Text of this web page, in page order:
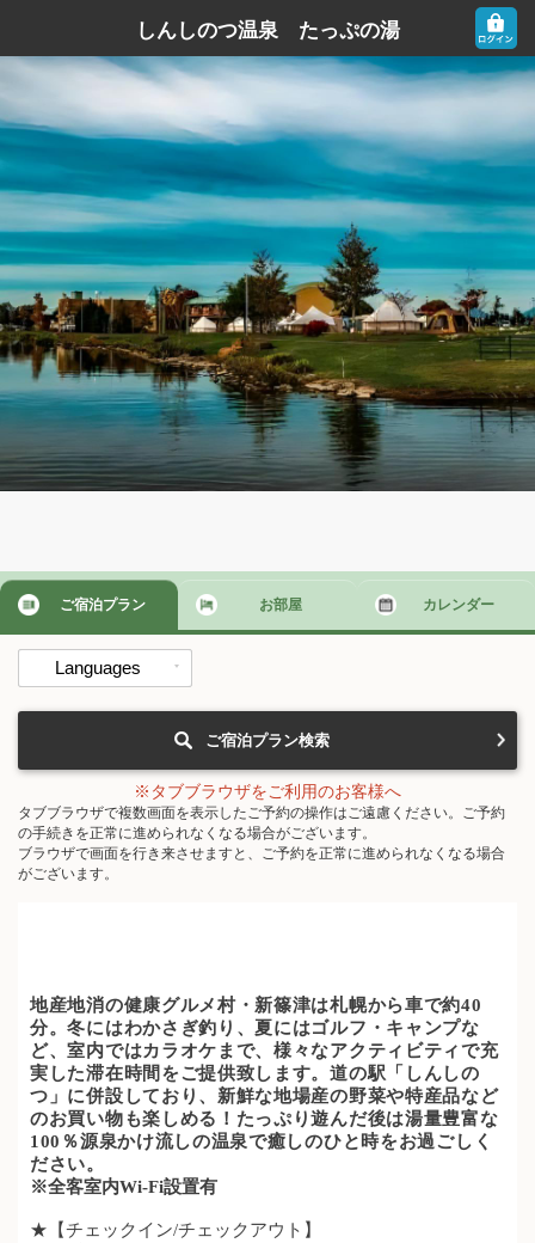
しんしのつ温泉 たっぷの湯
ご宿泊プラン お部屋 カレンダー
Languages
ご宿泊プラン検索
※タブブラウザをご利用のお客様へ
タブブラウザで複数画面を表示したご予約の操作はご遠慮ください。ご予約
の手続きを正常に進められなくなる場合がございます。
ブラウザで画面を行き来させますと、ご予約を正常に進められなくなる場合
がございます。
地産地消の健康グルメ村・新篠津は札幌から車で約40
分。冬にはわかさぎ釣り、夏にはゴルフ・キャンプな
ど、室内ではカラオケまで、様々なアクティビティで充
実した滞在時間をご提供致します。道の駅「しんしの
つ」に併設しており、新鮮な地場産の野菜や特産品など
のお買い物も楽しめる！たっぷり遊んだ後は湯量豊富な
100％源泉かけ流しの温泉で癒しのひと時をお過ごしく
ださい。
※全客室内Wi-Fi設置有
★【チェックイン/チェックアウト】